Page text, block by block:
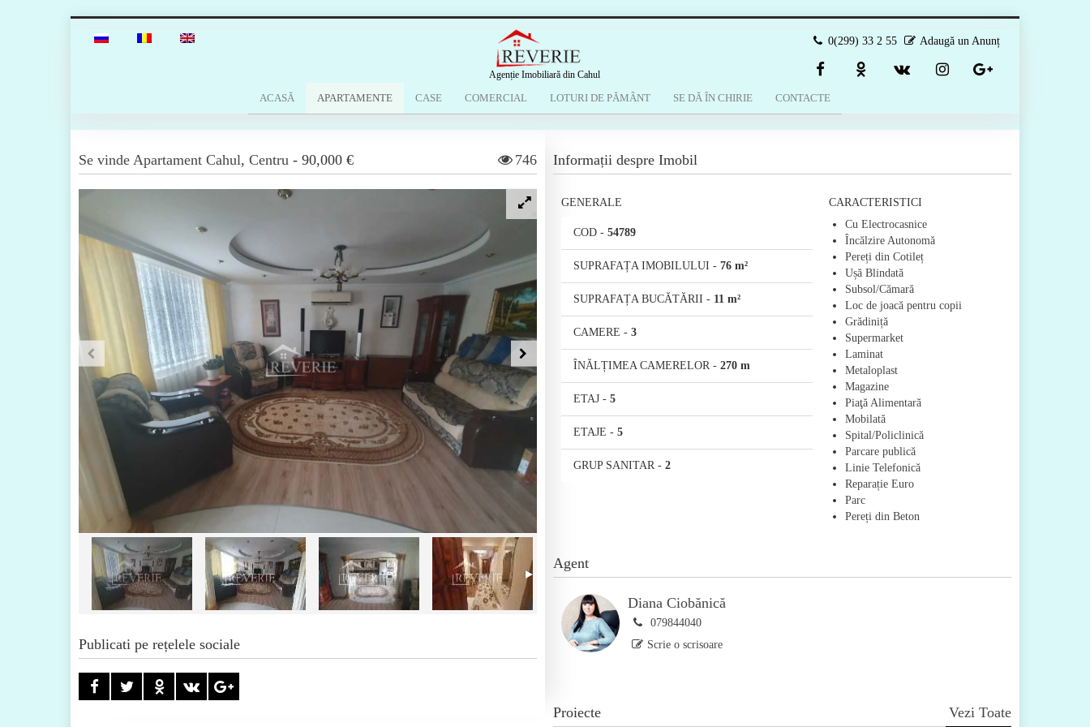
Agenție Imobiliară din Cahul
0(299) 33 2 55 Adaugă un Anunț
ACASĂ APARTAMENTE CASE COMERCIAL LOTURI DE PĂMÂNT SE DĂ ÎN CHIRIE CONTACTE
Se vinde Apartament Cahul, Centru - 90,000 € 746
Publicati pe rețelele sociale
Informații despre Imobil
GENERALE
COD - 54789
SUPRAFAȚA IMOBILULUI - 76 m²
SUPRAFAȚA BUCĂTĂRII - 11 m²
CAMERE - 3
ÎNĂLȚIMEA CAMERELOR- 270 m
ETAJ - 5
ETAJE - 5
GRUP SANITAR- 2
CARACTERISTICI
Cu Electrocasnice
Încălzire Autonomă
Pereți din Cotileț
Ușă Blindată
Subsol/Cămară
Loc de joacă pentru copii
Grădiniță
Supermarket
Laminat
Metaloplast
Magazine
Piaţă Alimentară
Mobilată
Spital/Policlinică
Parcare publică
Linie Telefonică
Reparație Euro
Parc
Pereți din Beton
Agent
Diana Ciobănică
079844040
Scrie o scrisoare
Proiecte Vezi Toate